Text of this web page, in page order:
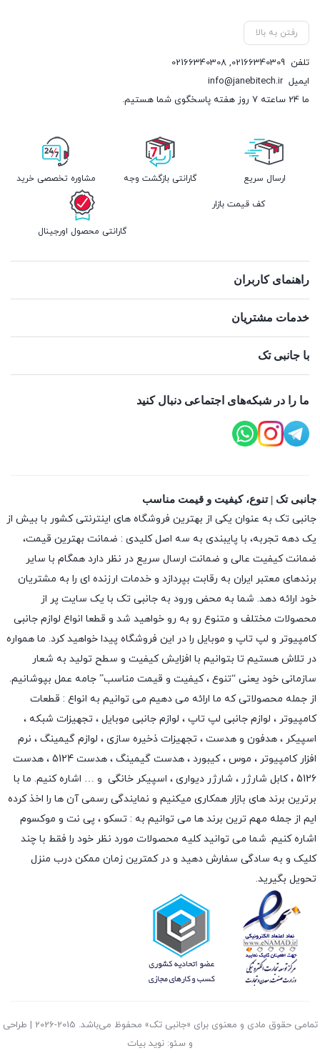
رفتن به بالا
تلفن 02166340309
,
02166340308
ایمیلinfo@janebitech.ir
ما 24 ساعته 7 روز هفته پاسخگوی شما هستیم.
ارسال سریع گارانتی بازگشت وجه مشاوره تخصصی خرید
کف قیمت بازار
گارانتی محصول اورجینال
راهنمای کاربران
خدمات مشتریان
با جانبی تک
ما را در شبکه‌های اجتماعی دنبال کنید
جانبی تک | تنوع، کیفیت و قیمت مناسب
جانبی تک به عنوان یکی از بهترین فروشگاه های اینترنتی کشور با بیش از
یک دهه تجربه، با پایبندی به سه اصل کلیدی : ضمانت بهترین قیمت،
ضمانت کیفیت عالی و ضمانت ارسال سریع در نظر دارد همگام با سایر
برندهای معتبر ایران به رقابت بپردازد و خدمات ارزنده ای را به مشتریان
خود ارائه دهد. شما به محض ورود به جانبی تک با یک سایت پر از
محصولات مختلف و متنوع رو به رو خواهید شد و قطعا انواع لوازم جانبی
کامپیوتر و لپ تاپ و موبایل را در این فروشگاه پیدا خواهید کرد. ما همواره
در تلاش هستیم تا بتوانیم با افزایش کیفیت و سطح تولید به شعار
سازمانی خود یعنی “تنوع ، کیفیت و قیمت مناسب” جامه عمل بپوشانیم.
از جمله محصولاتی که ما ارائه می دهیم می توانیم به انواع : قطعات
کامپیوتر ، لوازم جانبی لپ تاپ ، لوازم جانبی موبایل ، تجهیزات شبکه ،
اسپیکر ، هدفون و هدست ، تجهیزات ذخیره سازی ، لوازم گیمینگ ، نرم
افزار کامپیوتر ، موس ،کیبورد ، هدست گیمینگ
، هدست 5124 ، هدست
5126 ،
کابل شارژر ، شارژر دیواری ، اسپیکر خانگی و … اشاره کنیم. ما با
برترین برند های بازار همکاری میکنیم و نمایندگی رسمی آن ها را اخذ کرده
ایم از جمله مهم ترین برند ها می توانیم به : تسکو ، پی نت و موکسوم
اشاره کنیم. شما می توانید کلیه محصولات مورد نظر خود را فقط با چند
کلیک و به سادگی سفارش دهید و در کمترین زمان ممکن درب منزل
تحویل بگیرید.
تمامی حقوق مادی و معنوی برای «جانبی تک» محفوظ می‌باشد. 2015-2026 | طراحی
و سئو: نوید بیات